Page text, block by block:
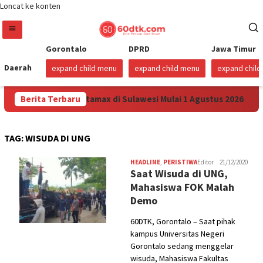
Loncat ke konten
Daerah
Gorontalo
expand child menu
DPRD
expand child menu
Jawa Timur
expand child
Berita Terbaru
Harga Pertamax di Sulawesi Mulai 1 Agustus 2026
TAG:WISUDA DI UNG
HEADLINE, PERISTIWAEditor 21/12/2020
Saat Wisuda di UNG,
Mahasiswa FOK Malah
Demo
60DTK, Gorontalo – Saat pihak
kampus Universitas Negeri
Gorontalo sedang menggelar
wisuda, Mahasiswa Fakultas